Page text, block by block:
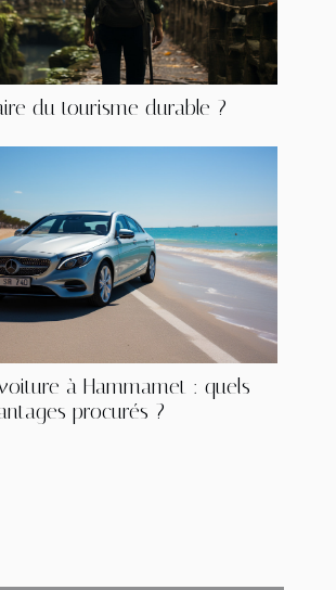
du tourisme durable ?
à Hammamet : quels
procurés ?